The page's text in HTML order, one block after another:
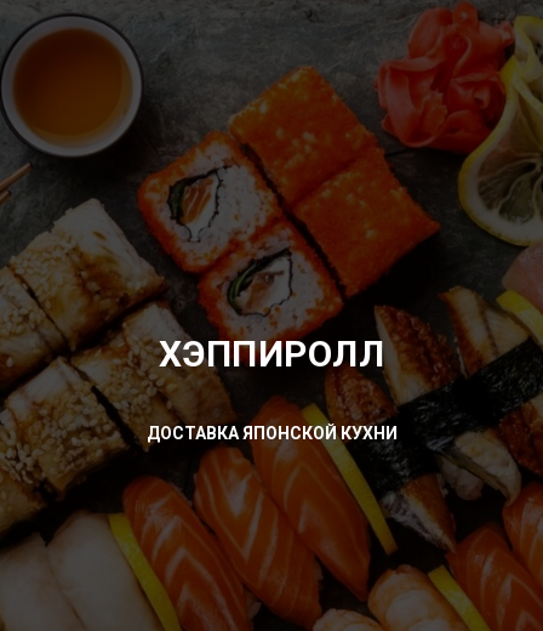
ХЭППИРОЛЛ
ДОСТАВКА ЯПОНСКОЙ КУХНИ